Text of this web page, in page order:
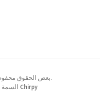
بعض الحقوق محفوظة.
Chirpy